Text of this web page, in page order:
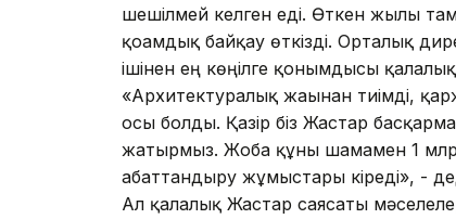
шешілмей келген еді. Өткен жылы
қоғамдық байқау өткізді. Орталық
ішінен ең көңілге қонымдысы
«Архитектуралық жағынан тиімді,
осы болды. Қазір біз Жастар
жатырмыз. Жоба құны шамамен 1
абаттандыру жұмыстары кіреді», -
Ал қалалық Жастар саясаты